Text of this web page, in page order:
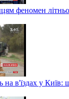
феномен
в'їздах у Київ: